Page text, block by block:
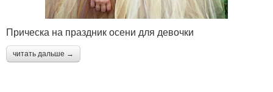
Прическа на праздник осени для девочки
читать дальше →